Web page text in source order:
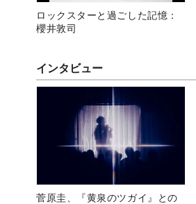
ロックスターと過ごした記憶：
櫻井敦司
インタビュー
菅原圭、『黄泉のツガイ』との